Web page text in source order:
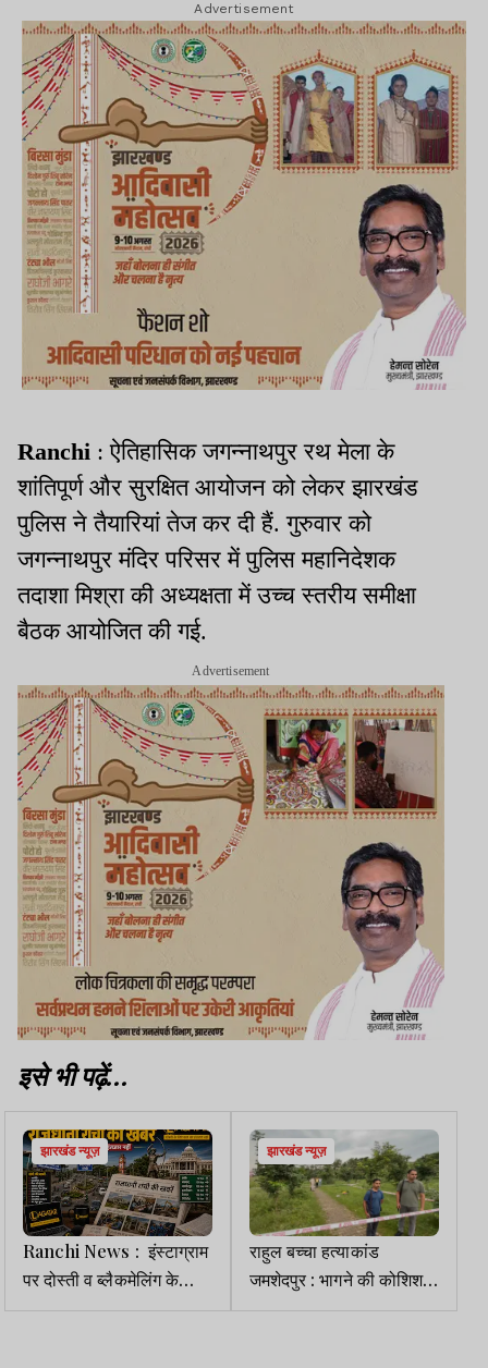
Advertisement
Ranchi : ऐतिहासिक जगन्नाथपुर रथ मेला के
शांतिपूर्ण और सुरक्षित आयोजन को लेकर झारखंड
पुलिस ने तैयारियां तेज कर दी हैं. गुरुवार को
जगन्नाथपुर मंदिर परिसर में पुलिस महानिदेशक
तदाशा मिश्रा की अध्यक्षता में उच्च स्तरीय समीक्षा
बैठक आयोजित की गई.
Advertisement
इसे भी पढ़ें...
झारखंड न्यूज़
Ranchi News : इंस्टाग्राम
पर दोस्ती व ब्लैकमेलिंग के
आरोपों के बीच युवती लापता
झारखंड न्यूज़
राहुल बच्चा हत्याकांड
जमशेदपुर : भागने की कोशिश
कर रहे मुख्य आरोपी शब्बे का